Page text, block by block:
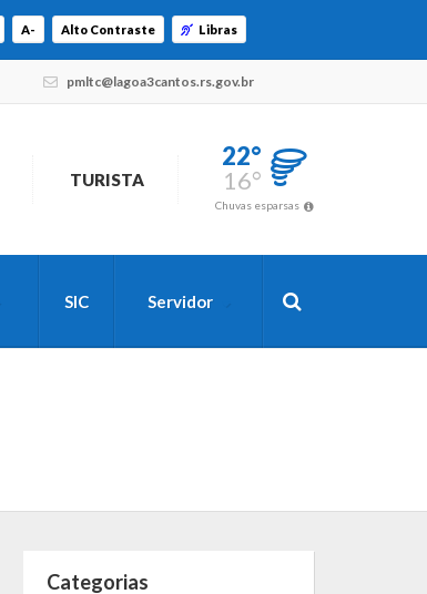
A- Alto Contraste Libras
pmltc@lagoa3cantos.rs.gov.br
TURISTA
22°
16°
Chuvas esparsas
SIC Servidor
Categorias